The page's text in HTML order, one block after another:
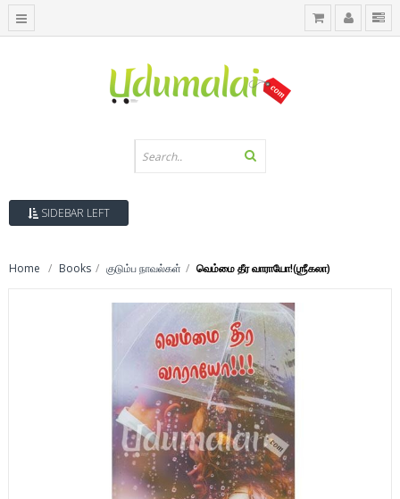
SIDEBAR LEFT
Home Books குடும்ப நாவல்கள் வெம்மை தீர வாராயோ!(ஶ்ரீகலா)